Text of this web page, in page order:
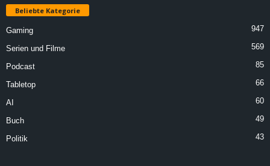
Beliebte Kategorie
Gaming 947
Serien und Filme 569
Podcast 85
Tabletop 66
AI 60
Buch 49
Politik 43